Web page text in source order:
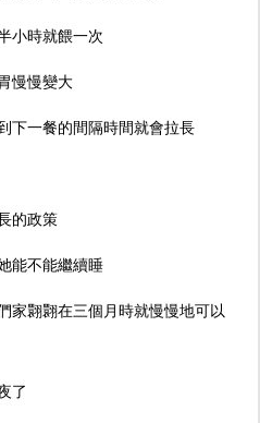
小時就餵一次
慢慢變大
下一餐的間隔時間就會拉長
的政策
能不能繼續睡
家翾翾在三個月時就慢慢地可以
了